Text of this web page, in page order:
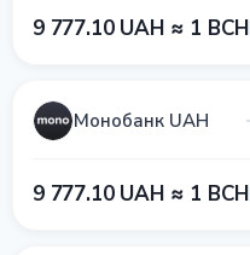
9 777.10 UAH ≈ 1 BCH
Монобанк UAH
9 777.10 UAH ≈ 1 BCH